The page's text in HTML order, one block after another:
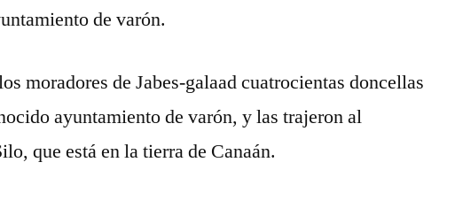
de varón.
moradores de Jabes-galaad cuatrocientas doncellas
ayuntamiento de varón, y las trajeron al
que está en la tierra de Canaán.